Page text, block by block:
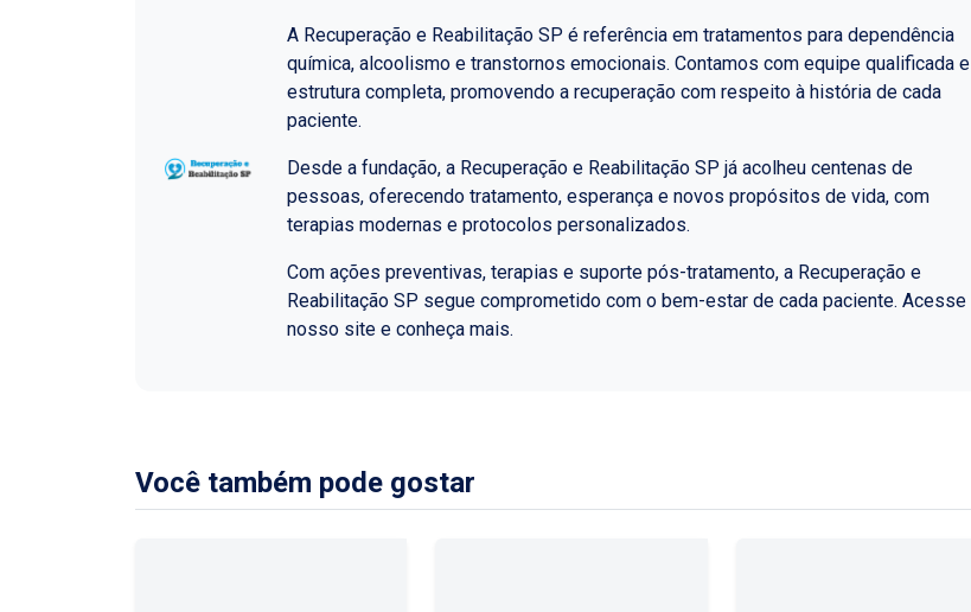
A Recuperação e Reabilitação SP é referência em tratamentos para dependência
química, alcoolismo e transtornos emocionais. Contamos com equipe qualificada e
estrutura completa, promovendo a recuperação com respeito à história de cada
paciente.
Desde a fundação, a Recuperação e Reabilitação SP já acolheu centenas de
pessoas, oferecendo tratamento, esperança e novos propósitos de vida, com
terapias modernas e protocolos personalizados.
Com ações preventivas, terapias e suporte pós-tratamento, a Recuperação e
Reabilitação SP segue comprometido com o bem-estar de cada paciente. Acesse
nosso site e conheça mais.
Você também pode gostar